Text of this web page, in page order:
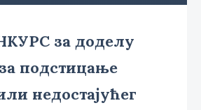
за доделу
подстицање
недостајућег